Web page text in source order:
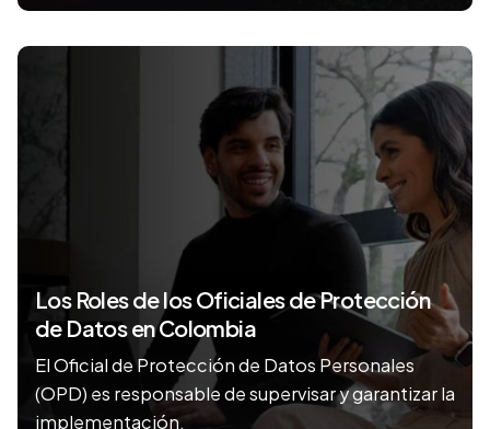
Los Roles de los Oficiales de Protección
de Datos en Colombia
El Oficial de Protección de Datos Personales
(OPD) es responsable de supervisar y garantizar la
implementación.